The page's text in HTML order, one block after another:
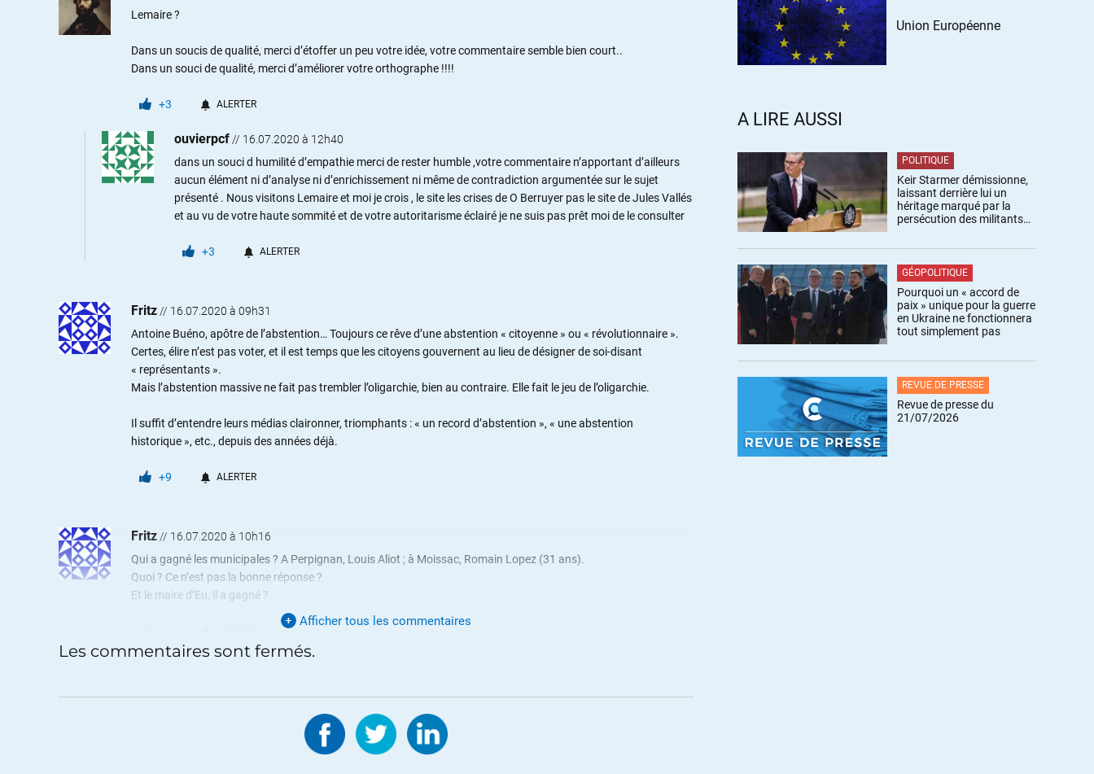
Lemaire ?
Dans un soucis de qualité, merci d’étoffer un peu votre idée, votre commentaire semble bien court..
Dans un souci de qualité, merci d’améliorer votre orthographe !!!!
+3 ALERTER
ouvierpcf // 16.07.2020 à 12h40
dans un souci d humilité d’empathie merci de rester humble ,votre commentaire n’apportant d’ailleurs
aucun élément ni d’analyse ni d’enrichissement ni même de contradiction argumentée sur le sujet
présenté . Nous visitons Lemaire et moi je crois , le site les crises de O Berruyer pas le site de Jules Vallés
et au vu de votre haute sommité et de votre autoritarisme éclairé je ne suis pas prêt moi de le consulter
+3 ALERTER
Fritz // 16.07.2020 à 09h31
Antoine Buéno, apôtre de l’abstention… Toujours ce rêve d’une abstention « citoyenne » ou « révolutionnaire ».
Certes, élire n’est pas voter, et il est temps que les citoyens gouvernent au lieu de désigner de soi-disant
« représentants ».
Mais l’abstention massive ne fait pas trembler l’oligarchie, bien au contraire. Elle fait le jeu de l’oligarchie.
Il suffit d’entendre leurs médias claironner, triomphants : « un record d’abstention », « une abstention
historique », etc., depuis des années déjà.
+9 ALERTER
Fritz // 16.07.2020 à 10h16
Qui a gagné les municipales ? A Perpignan, Louis Aliot ; à Moissac, Romain Lopez (31 ans).
Quoi ? Ce n’est pas la bonne réponse ?
Et le maire d’Eu, il a gagné ?
Afficher tous les commentaires
Les commentaires sont fermés.
Union Européenne
A LIRE AUSSI
POLITIQUE
Keir Starmer démissionne,
laissant derrière lui un
héritage marqué par la
persécution des militants
GÉOPOLITIQUE
Pourquoi un « accord de
paix » unique pour la guerre
en Ukraine ne fonctionnera
tout simplement pas
REVUE DE PRESSE
Revue de presse du
21/07/2026